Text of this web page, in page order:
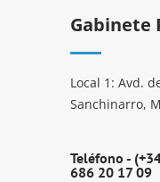
Gabinete
Local 1: Avd.
Sanchinarro,
Teléfono -
686 20 17 09